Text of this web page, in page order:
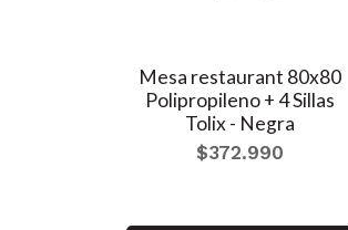
Mesa restaurant 80x80
Polipropileno + 4 Sillas
Tolix - Negra
$372.990